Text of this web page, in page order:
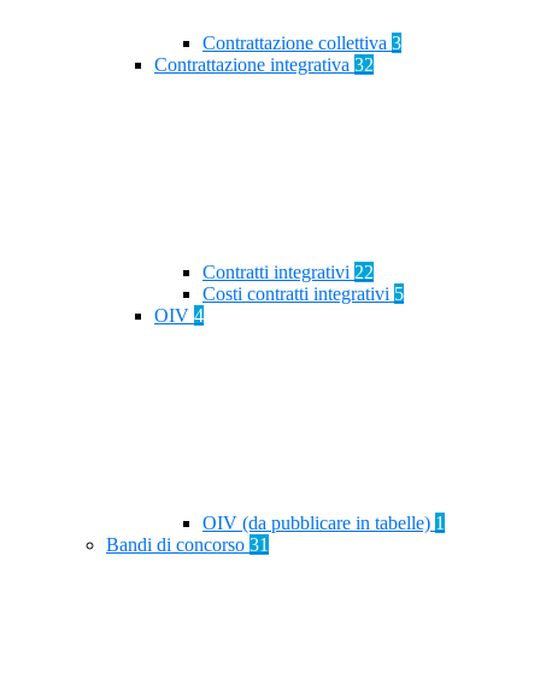
Contrattazione collettiva 3
Contrattazione integrativa 32
Contratti integrativi 22
Costi contratti integrativi 5
OIV 4
OIV (da pubblicare in tabelle) 1
Bandi di concorso 31